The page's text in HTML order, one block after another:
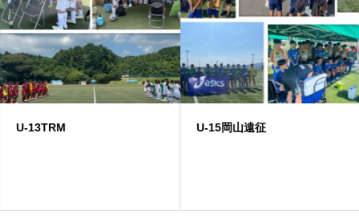
U-13TRM U-15岡山遠征